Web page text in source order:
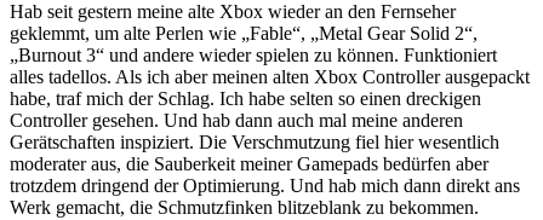
Hab seit gestern meine alte Xbox wieder an den Fernseher
geklemmt, um alte Perlen wie „Fable“, „Metal Gear Solid 2“,
„Burnout 3“ und andere wieder spielen zu können. Funktioniert
alles tadellos. Als ich aber meinen alten Xbox Controller ausgepackt
habe, traf mich der Schlag. Ich habe selten so einen dreckigen
Controller gesehen. Und hab dann auch mal meine anderen
Gerätschaften inspiziert. Die Verschmutzung fiel hier wesentlich
moderater aus, die Sauberkeit meiner Gamepads bedürfen aber
trotzdem dringend der Optimierung. Und hab mich dann direkt ans
Werk gemacht, die Schmutzfinken blitzeblank zu bekommen.